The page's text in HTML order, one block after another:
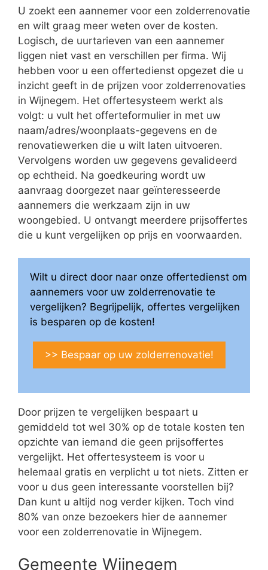
U zoekt een aannemer voor een zolderrenovatie
en wilt graag meer weten over de kosten.
Logisch, de uurtarieven van een aannemer
liggen niet vast en verschillen per firma. Wij
hebben voor u een offertedienst opgezet die u
inzicht geeft in de prijzen voor zolderrenovaties
in Wijnegem. Het offertesysteem werkt als
volgt: u vult het offerteformulier in met uw
naam/adres/woonplaats-gegevens en de
renovatiewerken die u wilt laten uitvoeren.
Vervolgens worden uw gegevens gevalideerd
op echtheid. Na goedkeuring wordt uw
aanvraag doorgezet naar geïnteresseerde
aannemers die werkzaam zijn in uw
woongebied. U ontvangt meerdere prijsoffertes
die u kunt vergelijken op prijs en voorwaarden.
Wilt u direct door naar onze offertedienst om
aannemers voor uw zolderrenovatie te
vergelijken? Begrijpelijk, offertes vergelijken
is besparen op de kosten!
>> Bespaar op uw zolderrenovatie!
Door prijzen te vergelijken bespaart u
gemiddeld tot wel 30% op de totale kosten ten
opzichte van iemand die geen prijsoffertes
vergelijkt. Het offertesysteem is voor u
helemaal gratis en verplicht u tot niets. Zitten er
voor u dus geen interessante voorstellen bij?
Dan kunt u altijd nog verder kijken. Toch vind
80% van onze bezoekers hier de aannemer
voor een zolderrenovatie in Wijnegem.
Gemeente Wijnegem